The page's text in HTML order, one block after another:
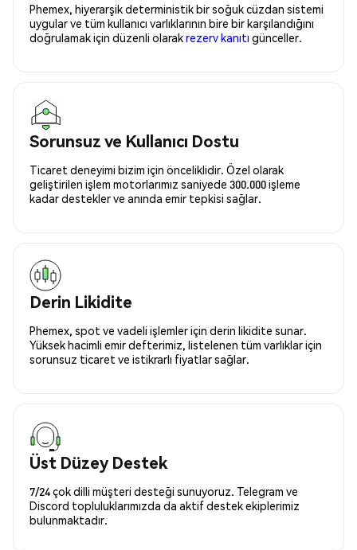
Phemex, hiyerarşik deterministik bir soğuk cüzdan sistemi
uygular ve tüm kullanıcı varlıklarının bire bir karşılandığını
doğrulamak için düzenli olarakrezerv kanıtı günceller.
Sorunsuz ve Kullanıcı Dostu
Ticaret deneyimi bizim için önceliklidir. Özel olarak
geliştirilen işlem motorlarımız saniyede 300.000 işleme
kadar destekler ve anında emir tepkisi sağlar.
Derin Likidite
Phemex, spot ve vadeli işlemler için derin likidite sunar.
Yüksek hacimli emir defterimiz, listelenen tüm varlıklar için
sorunsuz ticaret ve istikrarlı fiyatlar sağlar.
Üst Düzey Destek
7/24 çok dilli müşteri desteği sunuyoruz. Telegram ve
Discord topluluklarımızda da aktif destek ekiplerimiz
bulunmaktadır.